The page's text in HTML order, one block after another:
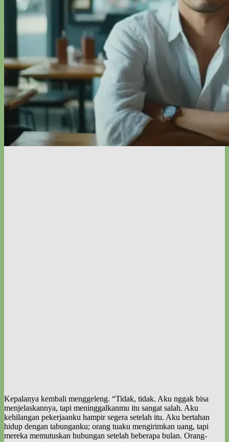
Kepalanya kembali menggeleng. “Tidak, tidak. Aku nggak bisa
menjelaskannya, tapi meninggalkanmu itu sangat salah. Aku
kehilangan pekerjaanku hampir segera setelah itu. Aku bertahan
hidup dengan tabunganku; orang tuaku mengirimkan uang, tapi
mereka memutuskan hubungan setelah beberapa bulan. Orang-